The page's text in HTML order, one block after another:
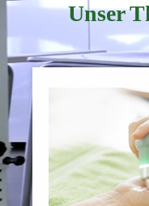
Unser